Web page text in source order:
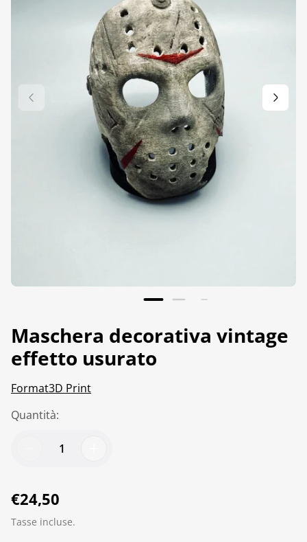
Maschera decorativa vintage
effetto usurato
Format3D Print
Quantità:
P
r
€24,50
Tasse incluse.